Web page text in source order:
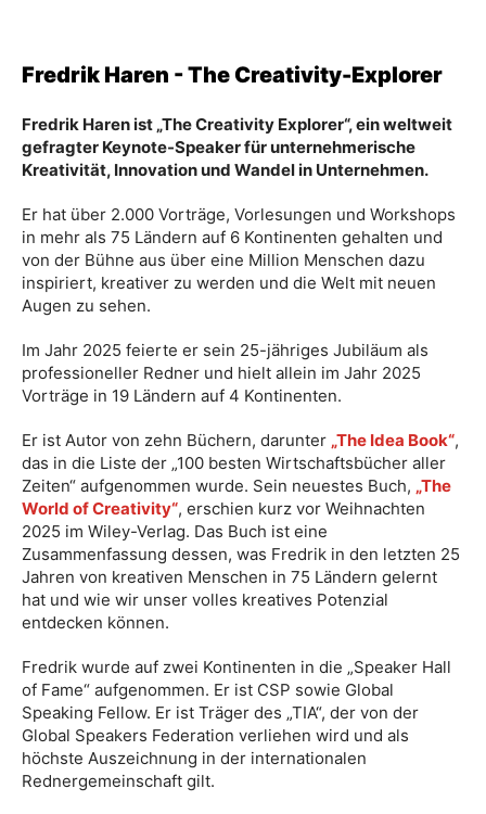
Fredrik Haren - The Creativity-Explorer
Fredrik Haren ist „The Creativity Explorer“, ein weltweit
gefragter Keynote-Speaker für unternehmerische
Kreativität, Innovation und Wandel in Unternehmen.
Er hat über 2.000 Vorträge, Vorlesungen und Workshops
in mehr als 75 Ländern auf 6 Kontinenten gehalten und
von der Bühne aus über eine Million Menschen dazu
inspiriert, kreativer zu werden und die Welt mit neuen
Augen zu sehen.
Im Jahr 2025 feierte er sein 25-jähriges Jubiläum als
professioneller Redner und hielt allein im Jahr 2025
Vorträge in 19 Ländern auf 4 Kontinenten.
Er ist Autor von zehn Büchern, darunter „The Idea Book“,
das in die Liste der „100 besten Wirtschaftsbücher aller
Zeiten“ aufgenommen wurde. Sein neuestes Buch, „The
World of Creativity“, erschien kurz vor Weihnachten
2025 im Wiley-Verlag. Das Buch ist eine
Zusammenfassung dessen, was Fredrik in den letzten 25
Jahren von kreativen Menschen in 75 Ländern gelernt
hat und wie wir unser volles kreatives Potenzial
entdecken können.
Fredrik wurde auf zwei Kontinenten in die „Speaker Hall
of Fame“ aufgenommen. Er ist CSP sowie Global
Speaking Fellow. Er ist Träger des „TIA“, der von der
Global Speakers Federation verliehen wird und als
höchste Auszeichnung in der internationalen
Rednergemeinschaft gilt.